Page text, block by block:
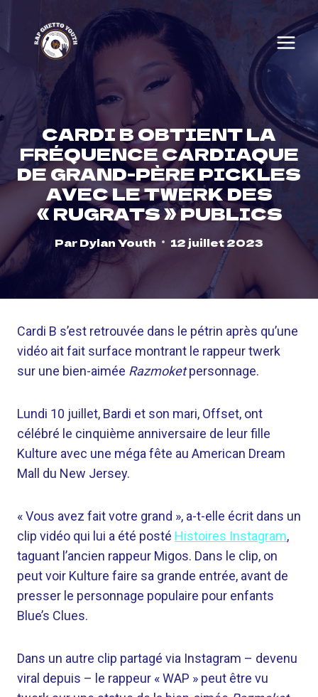
content
CARDI B OBTIENT LA
FRÉQUENCE CARDIAQUE
DE GRAND-PÈRE PICKLES
AVEC LE TWERK DES
« RUGRATS » PUBLICS
ParDylan Youth 12 juillet 2023
Cardi B s’est retrouvée dans le pétrin après qu’une
vidéo ait fait surface montrant le rappeur twerk
sur une bien-aimée Razmoketpersonnage.
Lundi 10 juillet, Bardi et son mari, Offset, ont
célébré le cinquième anniversaire de leur fille
Kulture avec une méga fête au American Dream
Mall du New Jersey.
« Vous avez fait votre grand », a-t-elle écrit dans un
clip vidéo qui lui a été posté Histoires Instagram,
taguant l’ancien rappeur Migos. Dans le clip, on
peut voir Kulture faire sa grande entrée, avant de
presser le personnage populaire pour enfants
Blue’s Clues.
Dans un autre clip partagé via Instagram – devenu
viral depuis – le rappeur « WAP » peut être vu